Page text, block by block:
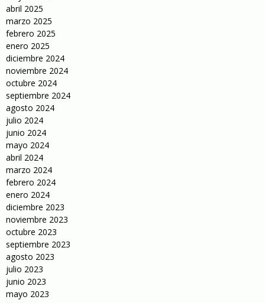
abril 2025
marzo 2025
febrero 2025
enero 2025
diciembre 2024
noviembre 2024
octubre 2024
septiembre 2024
agosto 2024
julio 2024
junio 2024
mayo 2024
abril 2024
marzo 2024
febrero 2024
enero 2024
diciembre 2023
noviembre 2023
octubre 2023
septiembre 2023
agosto 2023
julio 2023
junio 2023
mayo 2023